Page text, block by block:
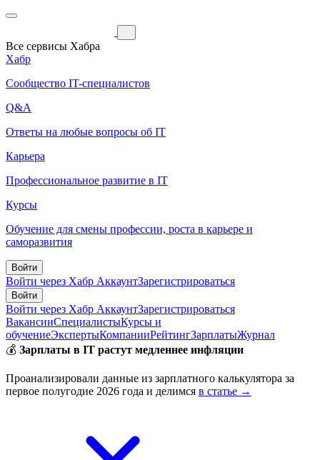
Все сервисы Хабра
Хабр
Сообщество IT-специалистов
Q&A
Ответы на любые вопросы об IT
Карьера
Профессиональное развитие в IT
Курсы
Обучение для смены профессии, роста в карьере и
саморазвития
Войти
Войти через Хабр АккаунтЗарегистрироваться
Войти
Войти через Хабр АккаунтЗарегистрироваться
ВакансииСпециалистыКурсы и
обучениеЭкспертыКомпанииРейтингЗарплатыЖурнал
💰 Зарплаты в IT растут медленнее инфляции
Проанализировали данные из зарплатного калькулятора за
первое полугодие 2026 года и делимся в статье →